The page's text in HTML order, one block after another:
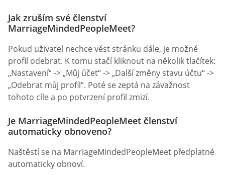
Jak zruším své členství
MarriageMindedPeopleMeet?
Pokud uživatel nechce vést stránku dále, je možné
profil odebrat. K tomu stačí kliknout na několik tlačítek:
„Nastavení“ -> „Můj účet“ -> „Další změny stavu účtu“ ->
„Odebrat můj profil“. Poté se zeptá na závažnost
tohoto cíle a po potvrzení profil zmizí.
Je MarriageMindedPeopleMeet členství
automaticky obnoveno?
Naštěstí se na MarriageMindedPeopleMeet předplatné
automaticky obnoví.